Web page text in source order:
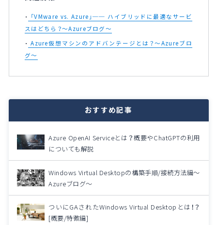
「VMware vs. Azure」── ハイブリッドに最適なサービ
スはどちら？～Azureブログ～
Azure仮想マシンのアドバンテージとは？～Azureブロ
グ～
おすすめ記事
Azure OpenAI Serviceとは？概要やChatGPTの利用
についても解説
Windows Virtual Desktopの構築手順/接続方法編～
Azureブログ～
ついにGAされたWindows Virtual Desktopとは！？
[概要/特徴編]